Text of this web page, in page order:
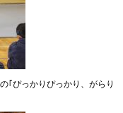
｢ぴっかりぴっかり、がらり